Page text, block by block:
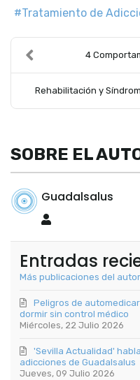
Tratamiento de
4
Rehabilitación y
SOBRE EL
Guadalsalus
Guadalsalus
Entradas
Más publicaciones del autor
Miércoles, 22 Julio 2026
Peligros de
dormir sin control médico
Jueves, 09 Julio 2026
'Sevilla Actualidad'
adicciones de Guadalsalus